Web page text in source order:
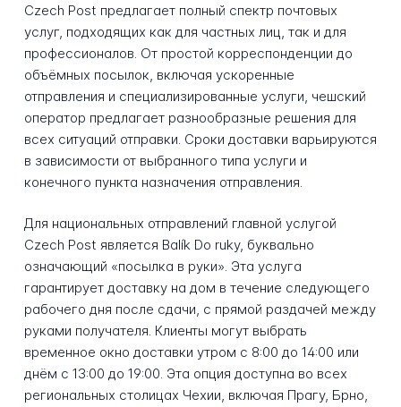
Czech Post предлагает полный спектр почтовых
услуг, подходящих как для частных лиц, так и для
профессионалов. От простой корреспонденции до
объёмных посылок, включая ускоренные
отправления и специализированные услуги, чешский
оператор предлагает разнообразные решения для
всех ситуаций отправки. Сроки доставки варьируются
в зависимости от выбранного типа услуги и
конечного пункта назначения отправления.
Для национальных отправлений главной услугой
Czech Post является Balík Do ruky, буквально
означающий «посылка в руки». Эта услуга
гарантирует доставку на дом в течение следующего
рабочего дня после сдачи, с прямой раздачей между
руками получателя. Клиенты могут выбрать
временное окно доставки утром с 8:00 до 14:00 или
днём с 13:00 до 19:00. Эта опция доступна во всех
региональных столицах Чехии, включая Прагу, Брно,